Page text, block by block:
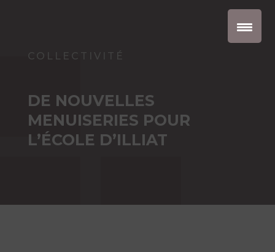
COLLECTIVITÉ
DE NOUVELLES
MENUISERIES POUR
L’ÉCOLE D’ILLIAT